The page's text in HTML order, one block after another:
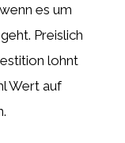
es um
Preislich
lohnt
Wert auf